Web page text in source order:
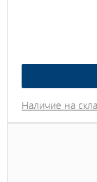
Наличие на